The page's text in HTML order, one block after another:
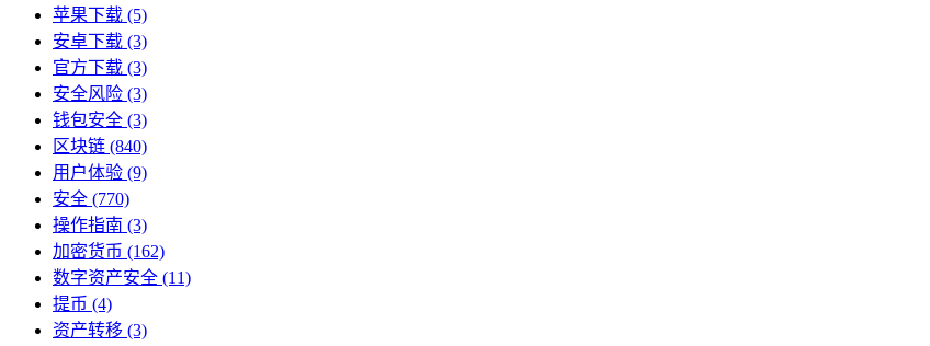
苹果下载 (5)
安卓下载 (3)
官方下载 (3)
安全风险 (3)
钱包安全 (3)
区块链 (840)
用户体验 (9)
安全 (770)
操作指南 (3)
加密货币 (162)
数字资产安全 (11)
提币 (4)
资产转移 (3)